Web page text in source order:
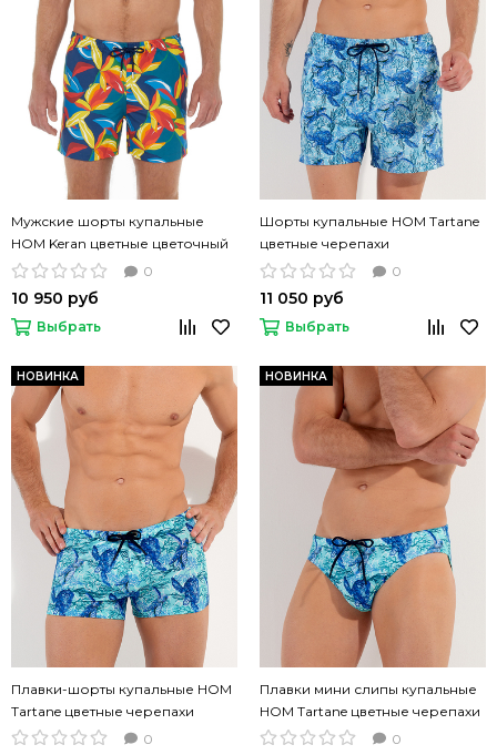
Мужские шорты купальные
HOM Keran цветные цветочный
принт
0
10 950 руб
Выбрать
Шорты купальные HOM Tartane
цветные черепахи
0
11 050 руб
Выбрать
НОВИНКА
Плавки-шорты купальные HOM
Tartane цветные черепахи
0
НОВИНКА
Плавки мини слипы купальные
HOM Tartane цветные черепахи
0